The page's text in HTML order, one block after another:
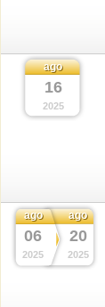
ago
16
2025
ago
06
2025
ago
20
2025